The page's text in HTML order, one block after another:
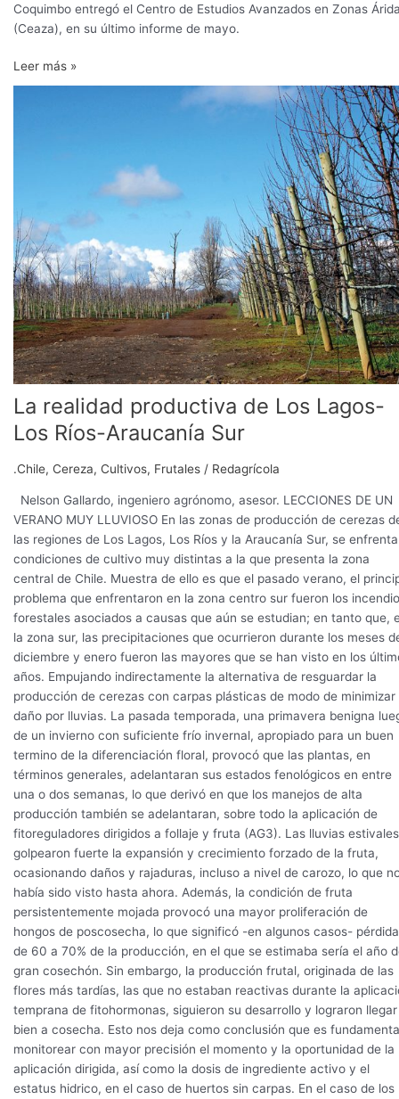
Coquimbo entregó el Centro de Estudios Avanzados en Zonas
(Ceaza), en su último informe de mayo.
Leer más »
La realidad productiva de Los Lagos-
Los Ríos-Araucanía Sur
.Chile, Cereza, Cultivos, Frutales / Redagrícola
Nelson Gallardo, ingeniero agrónomo, asesor. LECCIONES DE UN
VERANO MUY LLUVIOSO En las zonas de producción de cerezas
las regiones de Los Lagos, Los Ríos y la Araucanía Sur, se
condiciones de cultivo muy distintas a la que presenta la zona
central de Chile. Muestra de ello es que el pasado verano, el
problema que enfrentaron en la zona centro sur fueron los
forestales asociados a causas que aún se estudian; en tanto que,
la zona sur, las precipitaciones que ocurrieron durante los meses
diciembre y enero fueron las mayores que se han visto en los
años. Empujando indirectamente la alternativa de resguardar la
producción de cerezas con carpas plásticas de modo de minimizar
daño por lluvias. La pasada temporada, una primavera benigna
de un invierno con suficiente frío invernal, apropiado para un buen
termino de la diferenciación floral, provocó que las plantas, en
términos generales, adelantaran sus estados fenológicos en entre
una o dos semanas, lo que derivó en que los manejos de alta
producción también se adelantaran, sobre todo la aplicación de
fitoreguladores dirigidos a follaje y fruta (AG3). Las lluvias estivales
golpearon fuerte la expansión y crecimiento forzado de la fruta,
ocasionando daños y rajaduras, incluso a nivel de carozo, lo que
había sido visto hasta ahora. Además, la condición de fruta
persistentemente mojada provocó una mayor proliferación de
hongos de poscosecha, lo que significó -en algunos casos-
de 60 a 70% de la producción, en el que se estimaba sería el año
gran cosechón. Sin embargo, la producción frutal, originada de las
flores más tardías, las que no estaban reactivas durante la
temprana de fitohormonas, siguieron su desarrollo y lograron llegar
bien a cosecha. Esto nos deja como conclusión que es
monitorear con mayor precisión el momento y la oportunidad de la
aplicación dirigida, así como la dosis de ingrediente activo y el
estatus hidrico, en el caso de huertos sin carpas. En el caso de los
Los
Ríos-
Araucanía
Sur